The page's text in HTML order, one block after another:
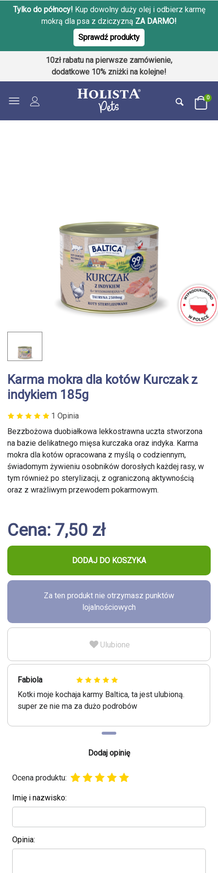
Tylko do północy! Kup dowolny duży olej i odbierz karmę
mokrą dla psa z dziczyzną ZA DARMO!
Sprawdź produkty
10zł rabatu na pierwsze zamówienie,
dodatkowe 10% zniżki na kolejne!
0
Karma mokra dla kotów Kurczak z
indykiem 185g
1 Opinia
Bezzbożowa duobiałkowa lekkostrawna uczta stworzona
na bazie delikatnego mięsa kurczaka oraz indyka. Karma
mokra dla kotów opracowana z myślą o codziennym,
świadomym żywieniu osobników dorosłych każdej rasy, w
tym również po sterylizacji, z ograniczoną aktywnością
oraz z wrażliwym przewodem pokarmowym.
Cena: 7,50 zł
DODAJ DO KOSZYKA
Za ten produkt nie otrzymasz punktów
lojalnościowych
Ulubione
Fabiola
Kotki moje kochaja karmy Baltica, ta jest ulubioną.
super ze nie ma za dużo podrobów
Dodaj opinię
Ocena produktu:
Imię i nazwisko:
Opinia: